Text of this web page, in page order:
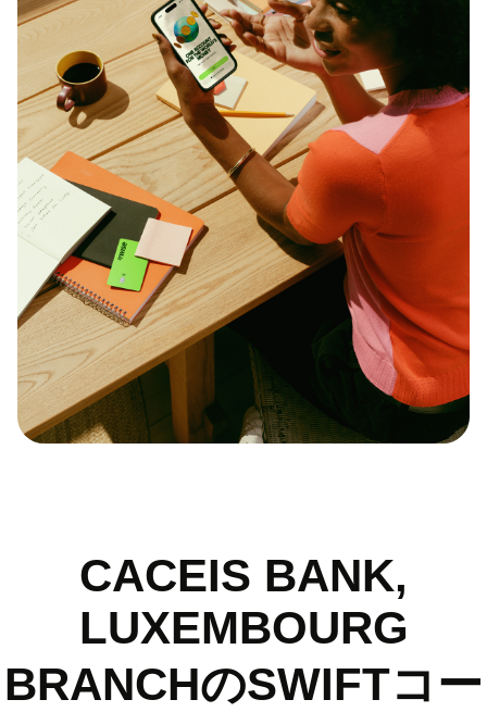
CACEIS BANK,
LUXEMBOURG
BRANCHのSWIFTコー